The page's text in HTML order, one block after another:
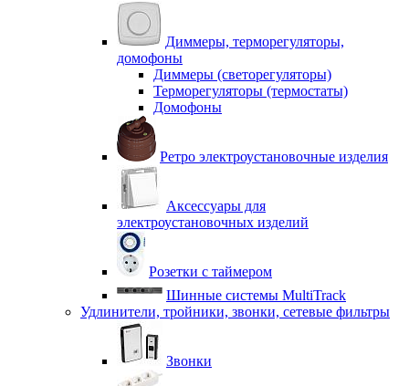
Диммеры, терморегуляторы,
домофоны
Диммеры (светорегуляторы)
Терморегуляторы (термостаты)
Домофоны
Ретро электроустановочные изделия
Аксессуары для
электроустановочных изделий
Розетки с таймером
Шинные системы MultiTrack
Удлинители, тройники, звонки, сетевые фильтры
Звонки